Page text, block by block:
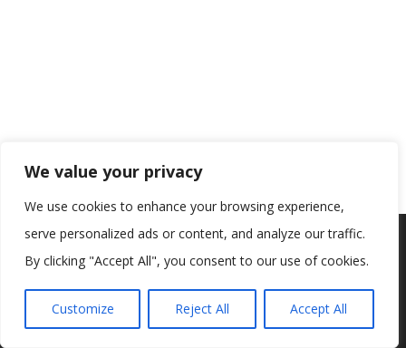
We value your privacy
We use cookies to enhance your browsing experience,
serve personalized ads or content, and analyze our traffic.
By clicking "Accept All", you consent to our use of cookies.
Customize Reject All Accept All
Koristimo kolačiće kako bismo vam pružili najbolje iskustvo na
našoj web stranici.
Informacije o kolačićima koje koristimo ili opcije za
Prihvaćam